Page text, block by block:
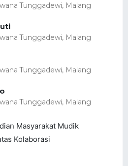
Tunggadewi, Malang
Tunggadewi, Malang
Tunggadewi, Malang
Tunggadewi, Malang
Masyarakat Mudik
Kolaborasi